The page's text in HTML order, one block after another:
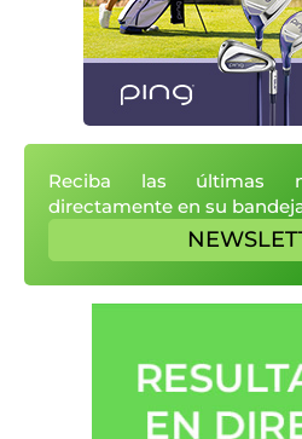
Reciba las últimas
directamente en su